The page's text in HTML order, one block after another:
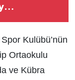
Kulübü’nün
Ortaokulu
ve Kübra